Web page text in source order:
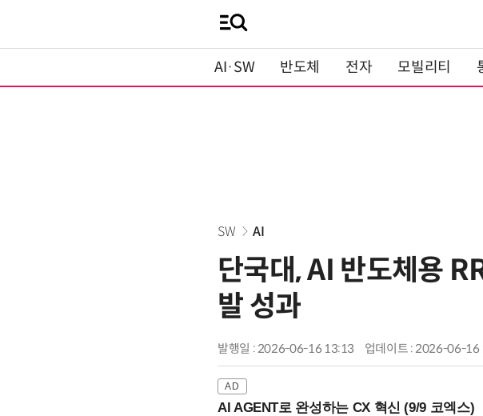
AI·SW 반도체 전자 모빌리티
SW AI
단국대, AI 반도체용
발 성과
발행일 : 2026-06-16 13:13 업데이트 : 2026-06-16
AI AGENT로 완성하는 CX 혁신 (9/9 코엑스)